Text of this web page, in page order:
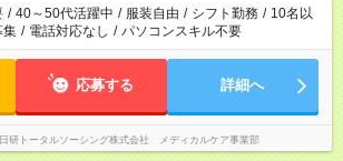
/ 40～50代活躍中 / 服装自由 / シフト勤務 / 10名以
集 / 電話対応なし / パソコンスキル不要
応募する 詳細へ
日研トータルソーシング株式会社 メディカルケア事業部